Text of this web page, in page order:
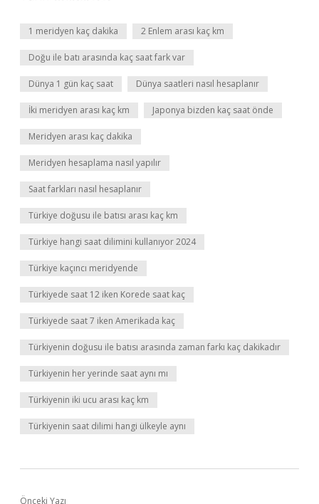
1 meridyen kaç dakika 2 Enlem arası kaç km
Doğu ile batı arasında kaç saat fark var
Dünya 1 gün kaç saat Dünya saatleri nasıl hesaplanır
İki meridyen arası kaç km Japonya bizden kaç saat önde
Meridyen arası kaç dakika
Meridyen hesaplama nasıl yapılır
Saat farkları nasıl hesaplanır
Türkiye doğusu ile batısı arası kaç km
Türkiye hangi saat dilimini kullanıyor 2024
Türkiye kaçıncı meridyende
Türkiyede saat 12 iken Korede saat kaç
Türkiyede saat 7 iken Amerikada kaç
Türkiyenin doğusu ile batısı arasında zaman farkı kaç dakikadır
Türkiyenin her yerinde saat aynı mı
Türkiyenin iki ucu arası kaç km
Türkiyenin saat dilimi hangi ülkeyle aynı
Önceki Yazı